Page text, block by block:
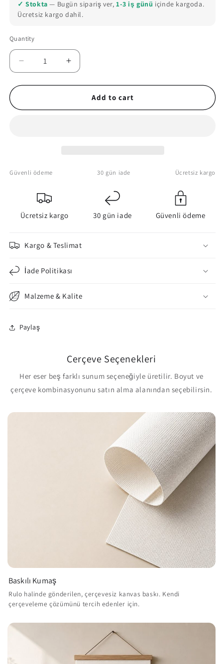
or
unavailable
✓ Stokta — Bugün sipariş ver,1-3 iş günü içinde kargoda.
Ücretsiz kargo dahil.
Quantity
Quantity
Decrease
quantity
for
Personalized
Increase
quantity
for
ValorantAdd to cart
Güvenli ödeme 30 gün iade Ücretsiz kargo
Ücretsiz kargo 30 gün iade Güvenli ödeme
Kargo & Teslimat
İade Politikası
Malzeme & Kalite
Paylaş
Çerçeve Seçenekleri
Her eser beş farklı sunum seçeneğiyle üretilir. Boyut ve
çerçeve kombinasyonunu satın alma alanından seçebilirsin.
Baskılı Kumaş
Rulo halinde gönderilen, çerçevesiz kanvas baskı. Kendi
çerçeveleme çözümünü tercih edenler için.